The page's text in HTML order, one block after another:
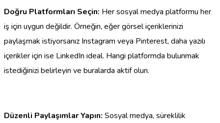
Doğru Platformları Seçin: Her sosyal medya platformu her
iş için uygun değildir. Örneğin, eğer görsel içeriklerinizi
paylaşmak istiyorsanız Instagram veya Pinterest, daha yazılı
içerikler için ise LinkedIn ideal. Hangi platformda bulunmak
istediğinizi belirleyin ve buralarda aktif olun.
Düzenli Paylaşımlar Yapın: Sosyal medya, süreklilik